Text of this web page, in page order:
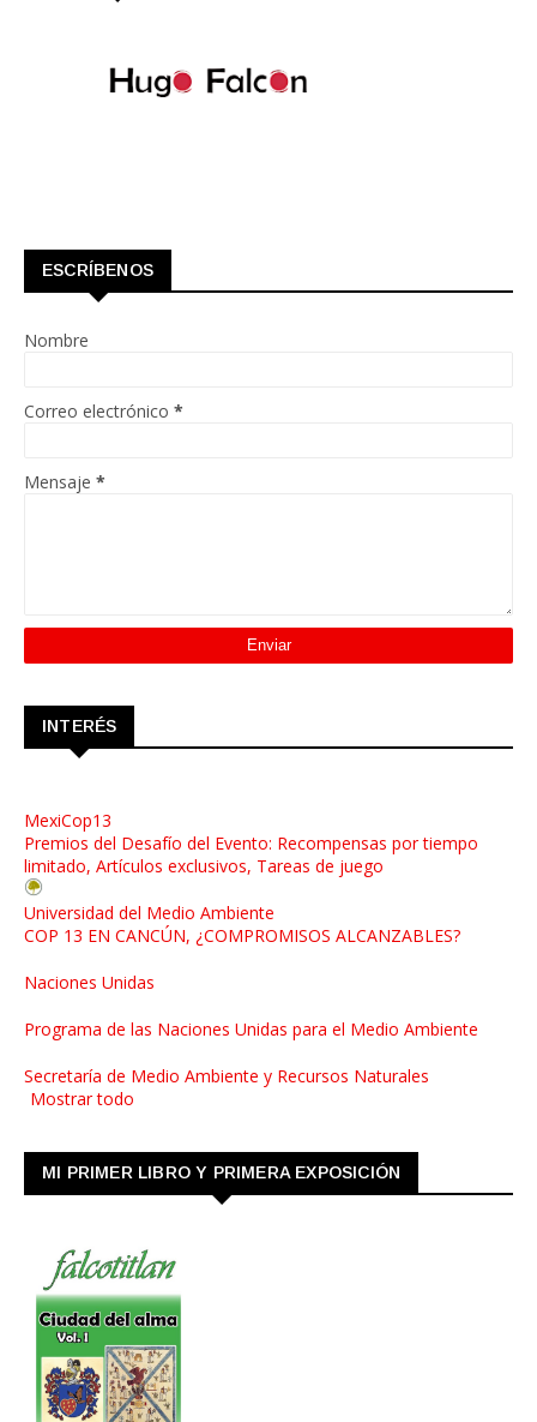
ESCRÍBENOS
Nombre
Correo electrónico *
Mensaje *
INTERÉS
MexiCop13
Premios del Desafío del Evento: Recompensas por tiempo
limitado, Artículos exclusivos, Tareas de juego
Universidad del Medio Ambiente
COP 13 EN CANCÚN, ¿COMPROMISOS ALCANZABLES?
Naciones Unidas
Programa de las Naciones Unidas para el Medio Ambiente
Secretaría de Medio Ambiente y Recursos Naturales
Mostrar todo
MI PRIMER LIBRO Y PRIMERA EXPOSICIÓN